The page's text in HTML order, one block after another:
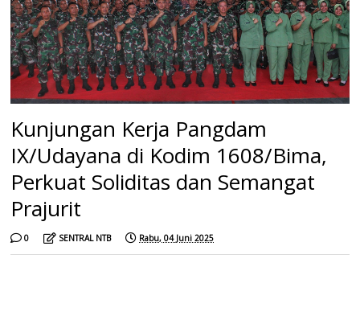
Kunjungan Kerja Pangdam
IX/Udayana di Kodim 1608/Bima,
Perkuat Soliditas dan Semangat
Prajurit
0 SENTRAL NTB Rabu, 04 Juni 2025